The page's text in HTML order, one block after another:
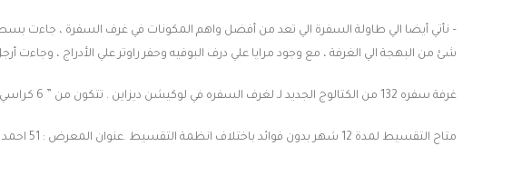
– نأتي أيضا الي طاولة السفرة الي تعد من أفضل واهم المكونات في غرف السفرة ، جاءت
شئ من البهجة الي الغرفة ، مع وجود مرايا علي درف البوفيه وحفر راوتر علي الأدراج ،
غرفة سفره 132 من الكتالوج الجديد لـ لغرف السفره في لوكيشن ديزاين . تتكون من ” 6 كراسي – بوفيه – طاولة – نيش ” .
متاح التقسيط لمدة 12 شهر بدون فوائد باختلاف انظمة التقسيط . عنوان المعرض : 51 احمد قاسم جودة – عباس العقاد – مدينة نصر